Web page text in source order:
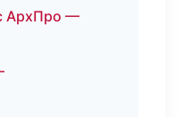
АрхПро —